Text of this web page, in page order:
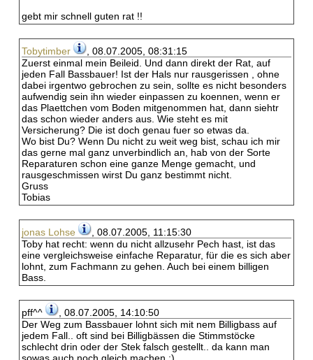
gebt mir schnell guten rat !!
Tobytimber
, 08.07.2005, 08:31:15
Zuerst einmal mein Beileid. Und dann direkt der Rat, auf
jeden Fall Bassbauer! Ist der Hals nur rausgerissen , ohne
dabei irgentwo gebrochen zu sein, sollte es nicht besonders
aufwendig sein ihn wieder einpassen zu koennen, wenn er
das Plaettchen vom Boden mitgenommen hat, dann siehtr
das schon wieder anders aus. Wie steht es mit
Versicherung? Die ist doch genau fuer so etwas da.
Wo bist Du? Wenn Du nicht zu weit weg bist, schau ich mir
das gerne mal ganz unverbindlich an, hab von der Sorte
Reparaturen schon eine ganze Menge gemacht, und
rausgeschmissen wirst Du ganz bestimmt nicht.
Gruss
Tobias
jonas Lohse
, 08.07.2005, 11:15:30
Toby hat recht: wenn du nicht allzusehr Pech hast, ist das
eine vergleichsweise einfache Reparatur, für die es sich aber
lohnt, zum Fachmann zu gehen. Auch bei einem billigen
Bass.
pff^^
, 08.07.2005, 14:10:50
Der Weg zum Bassbauer lohnt sich mit nem Billigbass auf
jedem Fall.. oft sind bei Billigbässen die Stimmstöcke
schlecht drin oder der Stek falsch gestellt.. da kann man